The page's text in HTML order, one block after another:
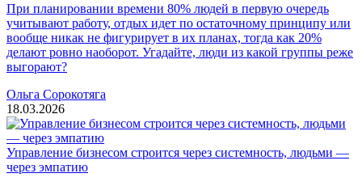
При планировании времени 80% людей в первую очередь
учитывают работу, отдых идет по остаточному принципу или
вообще никак не фигурирует в их планах, тогда как 20%
делают ровно наоборот. Угадайте, люди из какой группы реже
выгорают?
Ольга Сорокотяга
18.03.2026
Управление бизнесом строится через системность, людьми —
через эмпатию